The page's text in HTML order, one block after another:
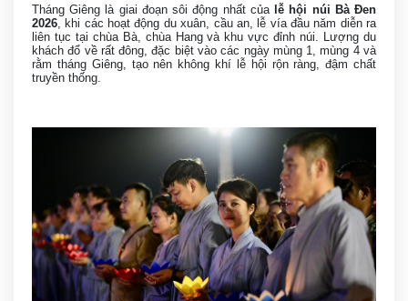
Tháng Giêng là giai đoạn sôi động nhất của lễ hội núi Bà Đen
2026 , khi các hoạt động du xuân, cầu an, lễ vía đầu năm diễn ra
liên tục tại chùa Bà, chùa Hang và khu vực đỉnh núi. Lượng du
khách đổ về rất đông, đặc biệt vào các ngày mùng 1, mùng 4 và
rằm tháng Giêng, tạo nên không khí lễ hội rộn ràng, đậm chất
truyền thống.